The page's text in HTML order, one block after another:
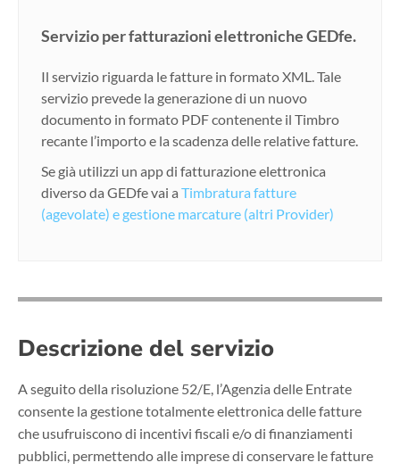
Servizio per fatturazioni elettroniche GEDfe.
Il servizio riguarda le fatture in formato XML. Tale
servizio prevede la generazione di un nuovo
documento in formato PDF contenente il Timbro
recante l’importo e la scadenza delle relative fatture.
Se già utilizzi un app di fatturazione elettronica
diverso da GEDfe vai a Timbratura fatture
(agevolate) e gestione marcature (altri Provider)
Descrizione del servizio
A seguito della risoluzione 52/E, l’Agenzia delle Entrate
consente la gestione totalmente elettronica delle fatture
che usufruiscono di incentivi fiscali e/o di finanziamenti
pubblici, permettendo alle imprese di conservare le fatture